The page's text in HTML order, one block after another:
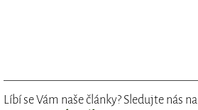
Líbí se Vám naše články? Sledujte nás na